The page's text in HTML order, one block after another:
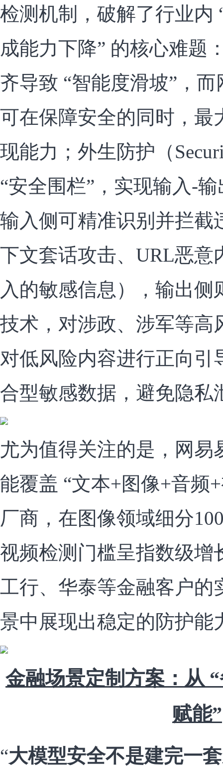
检测机制，破解了行业内
成能力下降” 的核心难题
齐导致 “智能度滑坡”，
可在保障安全的同时，最
现能力；外生防护（
“安全围栏”，实现输入-
输入侧可精准识别并拦截
下文套话攻击、URL恶意
入的敏感信息），输出
技术，对涉政、涉军等高
对低风险内容进行正向引
合型敏感数据，避免隐私
尤为值得关注的是，网易
能覆盖 “文本+图像+音频
厂商，在图像领域细分
视频检测门槛呈指数级增
工行、华泰等金融客户的
景中展现出稳定的防护能
金融场景定制方案：从
赋能”
“大模型安全不是建完一